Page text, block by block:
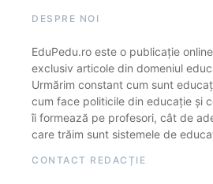
DESPRE NOI
EduPedu.ro este o publicație
exclusiv articole din domeniul
Urmărim constant cum sunt
cum face politicile din educație și
îi formează pe profesori, cât de
care trăim sunt sistemele de
CONTACT REDACȚIE